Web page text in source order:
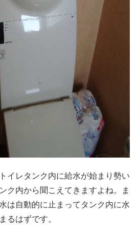
イレタンク内に給水が始まり勢い
ク内から聞こえてきますよね。ま
は自動的に止まってタンク内に水
るはずです。